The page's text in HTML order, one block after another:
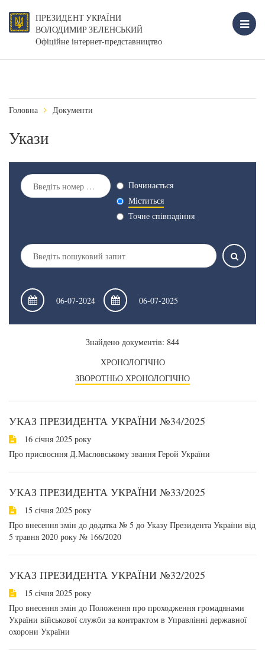
ПРЕЗИДЕНТ УКРАЇНИ
ВОЛОДИМИР ЗЕЛЕНСЬКИЙ
Офіційне інтернет-представництво
Головна Документи
Укази
Починається
Міститься
Точне співпадіння
Знайдено документів: 844
ХРОНОЛОГІЧНО
ЗВОРОТНЬО ХРОНОЛОГІЧНО
УКАЗ ПРЕЗИДЕНТА УКРАЇНИ №34/2025
16 січня 2025 року
Про присвоєння Д.Масловському звання Герой України
УКАЗ ПРЕЗИДЕНТА УКРАЇНИ №33/2025
15 січня 2025 року
Про внесення змін до додатка № 5 до Указу Президента України від
5 травня 2020 року № 166/2020
УКАЗ ПРЕЗИДЕНТА УКРАЇНИ №32/2025
15 січня 2025 року
Про внесення змін до Положення про проходження громадянами
України військової служби за контрактом в Управлінні державної
охорони України